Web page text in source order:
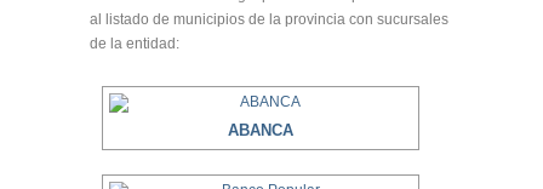
al listado de municipios de la provincia con sucursales
de la entidad:
ABANCA